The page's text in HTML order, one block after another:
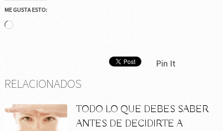
ME GUSTA ESTO:
Cargando...
Pin It
RELACIONADOS
TODO LO QUE DEBES SABER
ANTES DE DECIDIRTE A